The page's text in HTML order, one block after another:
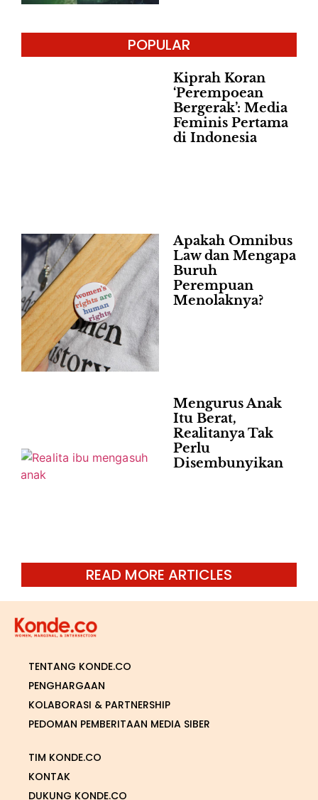
POPULAR
Kiprah Koran
‘Perempoean
Bergerak’: Media
Feminis Pertama
di Indonesia
Apakah Omnibus
Law dan Mengapa
Buruh
Perempuan
Menolaknya?
Mengurus Anak
Itu Berat,
Realitanya Tak
Perlu
Disembunyikan
READ MORE ARTICLES
TENTANG KONDE.CO
PENGHARGAAN
KOLABORASI & PARTNERSHIP
PEDOMAN PEMBERITAAN MEDIA SIBER
TIM KONDE.CO
KONTAK
DUKUNG KONDE.CO